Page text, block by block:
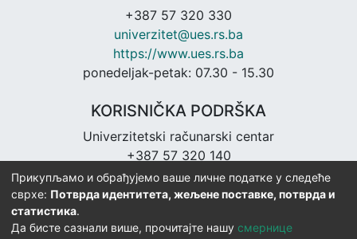
+387 57 320 330
univerzitet@ues.rs.ba
https://www.ues.rs.ba
ponedeljak-petak: 07.30 - 15.30
KORISNIČKA PODRŠKA
Univerzitetski računarski centar
+387 57 320 140
urc@ues.rs.ba
https://urc.ues.rs.ba
Прикупљамо и обрађујемо ваше личне податке у следеће
сврхе: Потврда идентитета, жељене поставке, потврда и
статистика.
Да бисте сазнали више, прочитајте нашу смернице